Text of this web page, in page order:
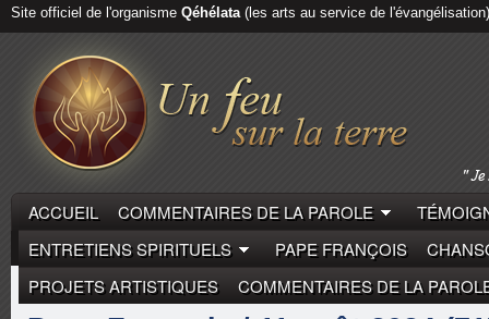
Site officiel de l'organisme Qéhélata(les arts au service de l'évangélisation)
ACCUEIL COMMENTAIRES DE LA PAROLE
ENTRETIENS SPIRITUELS
PAPE FRANÇOIS
PROJETS ARTISTIQUES
COMMENTAIRES DE LA
COMMENTAIRES DE LA PAROLE PAPE FRANÇOIS